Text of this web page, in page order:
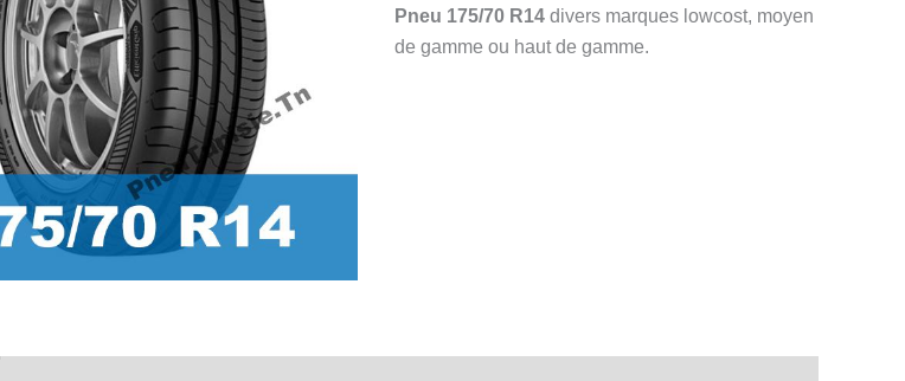
Pneu 175/70 R14 divers marques lowcost, moyen
de gamme ou haut de gamme.